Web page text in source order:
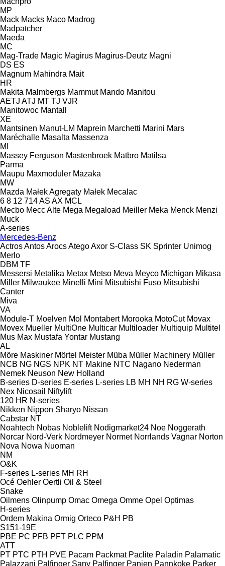
MP
Mack Macks Maco Madrog
Madpatcher
Maeda
MC
Mag-Trade Magic Magirus Magirus-Deutz Magni
DS ES
Magnum Mahindra Mait
HR
Makita Malmbergs Mammut Mando Manitou
AETJ ATJ MT TJ VJR
Manitowoc Mantall
XE
Mantsinen Manut-LM Maprein Marchetti Marini Mars
Maréchalle Masalta Massenza
MI
Massey Ferguson Mastenbroek Matbro Matilsa
Parma
Maupu Maxmoduler Mazaka
MW
Mazda Małek Agregaty Małek Mecalac
6 8 12 714AS AX MCL
Mecbo Mecc Alte Mega Megaload Meiller Meka Menck Menzi
Muck
A-series
Mercedes-Benz
ActrosAntosArocsAtegoAxor S-Class SK Sprinter Unimog
Merlo
DBM TF
Messersi Metalika Metax Metso Meva Meyco Michigan Mikasa
Miller Milwaukee Minelli Mini Mitsubishi Fuso Mitsubishi
Canter
Miva
VA
Module-T Moelven Mol Montabert Morooka MotoCut Movax
Movex Mueller MultiOne Multicar Multiloader Multiquip Multitel
Mus Max Mustafa Yontar Mustang
AL
Möre Maskiner Mörtel Meister Müba Müller Machinery Müller
NCB NG NGS NPK NT Makine NTC Nagano Nederman
Nemek Neuson New Holland
B-series D-series E-series L-series LB MH NH RG W-series
Nex Nicosail
Niftylift
120 HR N-series
Nikken Nippon Sharyo Nissan
Cabstar NT
Noahtech Nobas Noblelift Nodigmarket24 Noe Noggerath
Norcar Nord-Verk Nordmeyer Normet Norrlands Vagnar Norton
Nova Nowa Nuoman
NM
O&K
F-series L-series MH RH
Océ Oehler Oertli Oil & Steel
Snake
Oilmens Olinpump Omac Omega Omme Opel Optimas
H-series
Ordem Makina Ormig Orteco P&H PB
S151-19E
PBE PC PFB PFT PLC PPM
ATT
PT PTC PTH PVE Pacam Packmat Paclite Paladin Palamatic
Palazzani Palfinger Sany Palfinger Panien Pannkoke Parker